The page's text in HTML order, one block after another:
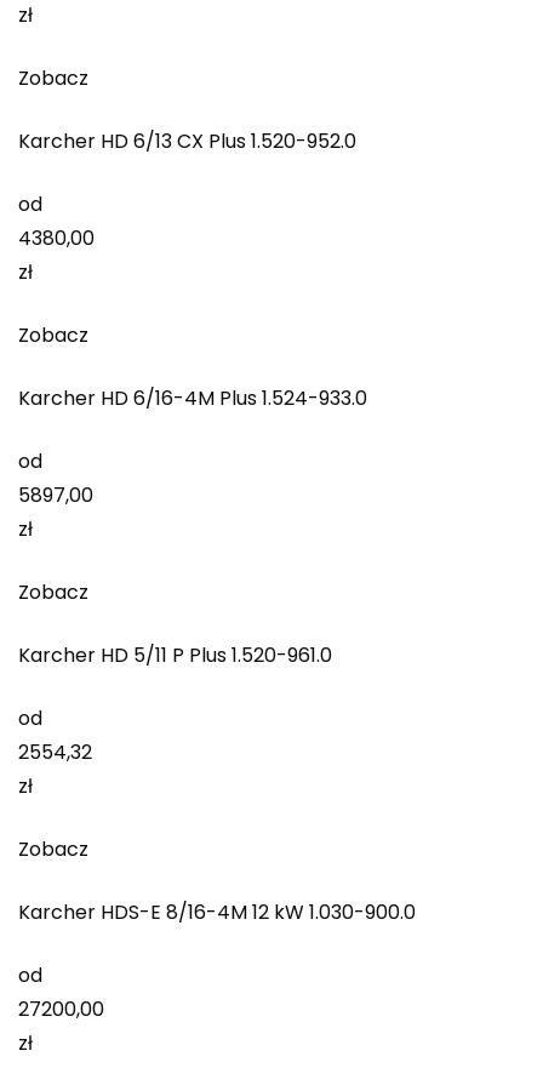
zł
Zobacz
Karcher HD 6/13 CX Plus 1.520-952.0
od
4380,00
zł
Zobacz
Karcher HD 6/16-4M Plus 1.524-933.0
od
5897,00
zł
Zobacz
Karcher HD 5/11 P Plus 1.520-961.0
od
2554,32
zł
Zobacz
Karcher HDS-E 8/16-4M 12 kW 1.030-900.0
od
27200,00
zł